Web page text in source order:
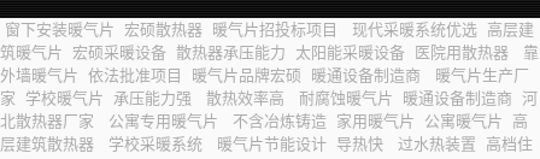
窗下安装暖气片 宏硕散热器 暖气片招投标项目 现代采暖系统优选 高层建
筑暖气片
宏硕采暖设备 散热器承压能力 太阳能采暖设备 医院用散热器
靠
外墙暖气片 依法批准项目 暖气片品牌宏硕 暖通设备制造商
暖气片生产厂
家
学校暖气片 承压能力强 散热效率高 耐腐蚀暖气片 暖通设备制造商 河
北散热器厂家
公寓专用暖气片 不含冶炼铸造 家用暖气片 公寓暖气片
高
层建筑散热器
学校采暖系统 暖气片节能设计 导热快 过水热装置
高档住